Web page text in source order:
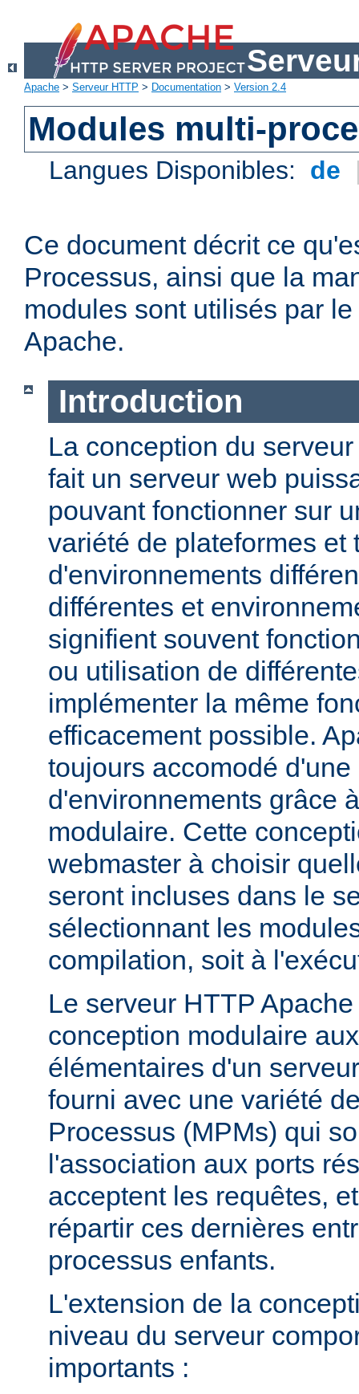
Apache > Serveur HTTP > Documentation > Version 2.4
Modules multi-
Langues Disponibles: de
Ce document décrit ce
Processus, ainsi que la
modules sont utilisés par
Apache.
Introduction
La conception du
fait un serveur web
pouvant fonctionner sur
variété de plateformes et
d'environnements
différentes et
signifient souvent
ou utilisation de
implémenter la même
efficacement possible.
toujours accomodé
d'environnements grâce
modulaire. Cette
webmaster à choisir
seront incluses dans le
sélectionnant les
compilation, soit à
Le serveur HTTP
conception modulaire
élémentaires d'un
fourni avec une variété
Processus (MPMs) qui
l'association aux ports
acceptent les requêtes,
répartir ces dernières
processus enfants.
L'extension de la
niveau du serveur
importants :